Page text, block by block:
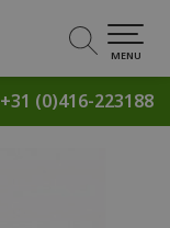
+31 (0)416-223188
MENU